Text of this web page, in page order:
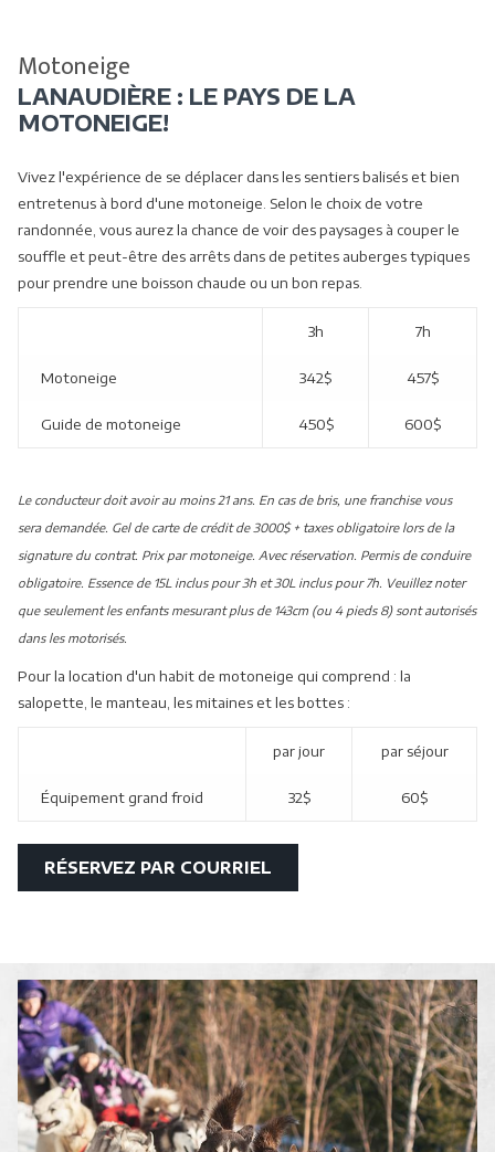
sur
les
liens
suivants
Motoneige
LANAUDIÈRE : LE PAYS DE LA
MOTONEIGE!
Vivez l'expérience de se déplacer dans les sentiers balisés et bien
entretenus à bord d'une motoneige. Selon le choix de votre
randonnée, vous aurez la chance de voir des paysages à couper le
souffle et peut-être des arrêts dans de petites auberges typiques
pour prendre une boisson chaude ou un bon repas.
3h 7h
Motoneige 342$ 457$
Guide de motoneige 450$ 600$
Le conducteur doit avoir au moins 21 ans. En cas de bris, une franchise vous
sera demandée. Gel de carte de crédit de 3000$ + taxes obligatoire lors de la
signature du contrat. Prix par motoneige. Avec réservation. Permis de conduire
obligatoire. Essence de 15L inclus pour 3h et 30L inclus pour 7h. Veuillez noter
que seulement les enfants mesurant plus de 143cm (ou 4 pieds 8) sont autorisés
dans les motorisés.
Pour la location d'un habit de motoneige qui comprend : la
salopette, le manteau, les mitaines et les bottes :
par jour par séjour
Équipement grand froid 32$ 60$
RÉSERVEZ PAR COURRIEL
DANS